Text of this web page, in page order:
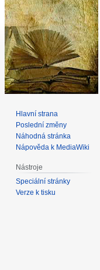
Hlavní strana
Poslední změny
Náhodná stránka
Nápověda k MediaWiki
Nástroje
Speciální stránky
Verze k tisku